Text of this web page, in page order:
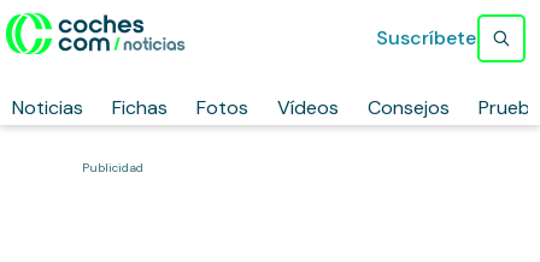
Noticias Fichas Fotos Vídeos Consejos
Suscríbete
Publicidad